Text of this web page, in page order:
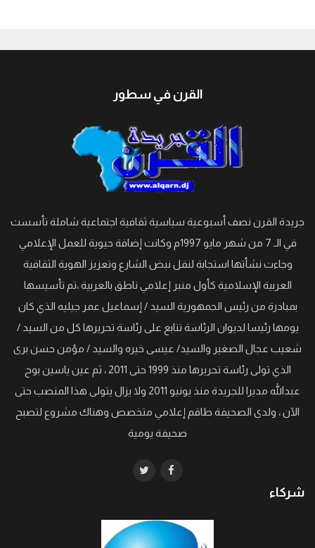
القرن في سطور
جريدة القرن نصف أسبوعية سياسية ثقافية اجتماعية شاملة تأسست
في الـ 7 من شهر مايو 1997م وكانت إضافة حيوية للعمل الإعلامي
وجاءت نشأتها استجابة لنقل نبض الشارع وتعزيز الهوية الثقافية
العربية الإسلامية كأول منبر إعلامي ناطق بالعربية ،تم تأسيسها
بمبادرة من رئيس الجمهورية السيد / إسماعيل عمر جيليه الذي كان
يومها رئيسا لديوان الرئاسة تتابع على رئاسة تحريرها كل من السيد /
شعيب عجال الصغير والسيد/ عيسى خيره والسيد / مؤمن حسن برى
الذي تولى رئاسة تحريرها منذ 1999 حتى 2011 ، ثم عين ياسين بوح
عبدالله مديرا للجريدة منذ يونيو 2011 ولا يزال يتولى هذا المنصب حتى
الآن ، ولدى الصحيفة طاقم إعلامي متخصص وهناك مشروع لتصبح
صحيفة يومية
شركاء